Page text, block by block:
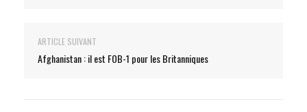
ARTICLE SUIVANT
Afghanistan : il est FOB-1 pour les Britanniques